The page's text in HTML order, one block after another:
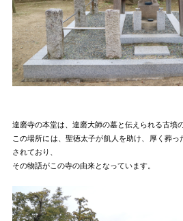
達磨寺の本堂は、達磨大師の墓と伝えられる古墳
この場所には、聖徳太子が飢人を助け、厚く葬
されており、
その物語がこの寺の由来となっています。